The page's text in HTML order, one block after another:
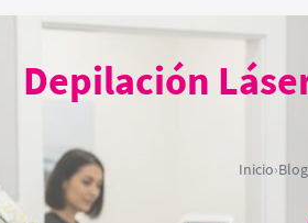
Depilación
Inicio›Blog